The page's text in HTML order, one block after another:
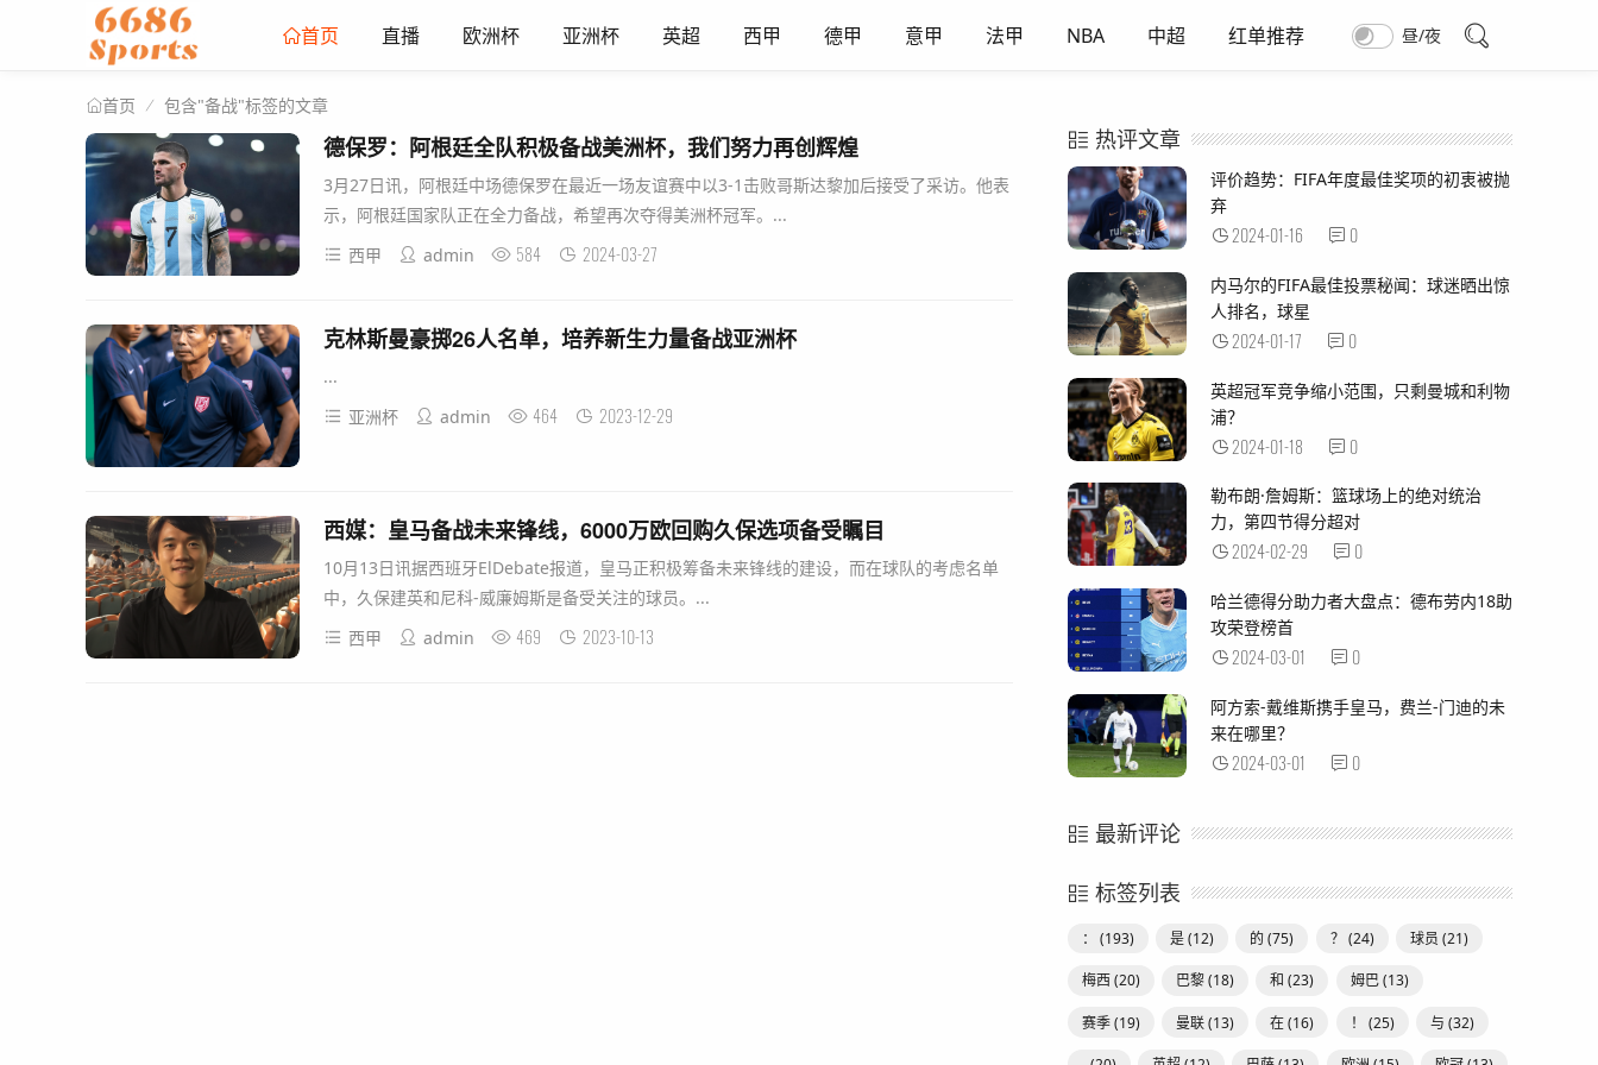
首页 直播 欧洲杯 亚洲杯 英超 西甲 德甲 意甲 法甲 NBA 中超 红单推荐 昼/夜
首页 包含"备战"标签的文章
德保罗：阿根廷全队积极备战美洲杯，我们努力再创辉煌
3月27日讯，阿根廷中场德保罗在最近一场友谊赛中以3-1击败哥斯达黎加后接受了采访。他表
示，阿根廷国家队正在全力备战，希望再次夺得美洲杯冠军。...
西甲
admin 584 2024-03-27
克林斯曼豪掷26人名单，培养新生力量备战亚洲杯
...
亚洲杯
admin 464 2023-12-29
西媒：皇马备战未来锋线，6000万欧回购久保选项备受瞩目
10月13日讯据西班牙ElDebate报道，皇马正积极筹备未来锋线的建设，而在球队的考虑名单
中，久保建英和尼科-威廉姆斯是备受关注的球员。...
西甲
admin 469 2023-10-13
热评文章
评价趋势：FIFA年度最佳奖项的初衷被抛
弃
2024-01-16 0
内马尔的FIFA最佳投票秘闻：球迷晒出惊
人排名，球星
2024-01-17 0
英超冠军竞争缩小范围，只剩曼城和利物
浦？
2024-01-18 0
勒布朗·詹姆斯：篮球场上的绝对统治
力，第四节得分超对
2024-02-29 0
哈兰德得分助力者大盘点：德布劳内18助
攻荣登榜首
2024-03-01 0
阿方索-戴维斯携手皇马，费兰-门迪的未
来在哪里？
2024-03-01 0
最新评论
标签列表
： (193) 是(12) 的 (75) ？ (24) 球员 (21)
梅西(20) 巴黎(18) 和 (23) 姆巴(13)
赛季(19) 曼联(13) 在(16) ！ (25) 与 (32)